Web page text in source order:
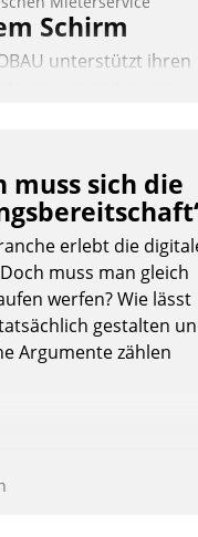
Schirm
unterstützt ihren
Dialogführung
Serviceteam,
zügiger und
muss sich die
erlebt die
muss man gleich
werfen? Wie lässt
gestalten
Argumente zählen